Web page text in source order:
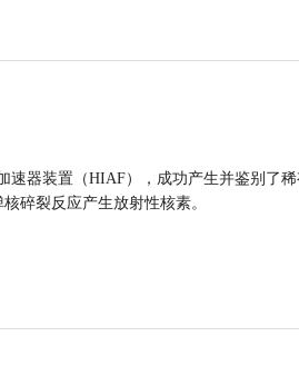
速器装置（HIAF），成功产生并鉴别了
碎裂反应产生放射性核素。